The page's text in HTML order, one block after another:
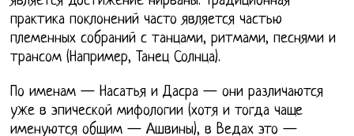
практика поклонений часто является частью
племенных собраний с танцами, ритмами, песнями и
трансом (Например, Танец Солнца).
По именам — Насатья и Дасра — они различаются
уже в эпической мифологии (хотя и тогда чаще
именуются общим — Ашвины), в Ведах это —